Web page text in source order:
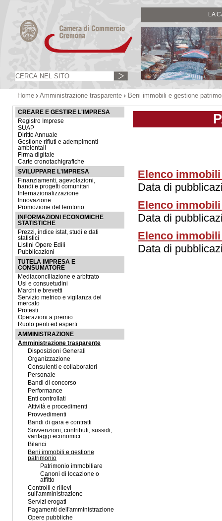
LA
Home Amministrazione trasparente Beni immobili e gestione
CREARE E GESTIRE L'IMPRESA
Registro Imprese
SUAP
Diritto Annuale
Gestione rifiuti e adempimenti
ambientali
Firma digitale
Carte cronotachigrafiche
SVILUPPARE L'IMPRESA
Finanziamenti, agevolazioni,
bandi e progetti comunitari
Internazionalizzazione
Innovazione
Promozione del territorio
INFORMAZIONI ECONOMICHE
STATISTICHE
Prezzi, indice istat, studi e dati
statistici
Listini Opere Edili
Pubblicazioni
TUTELA IMPRESA E
CONSUMATORE
Mediaconciliazione e arbitrato
Usi e consuetudini
Marchi e brevetti
Servizio metrico e vigilanza del
mercato
Protesti
Operazioni a premio
Ruolo periti ed esperti
AMMINISTRAZIONE
Amministrazione trasparente
Disposizioni Generali
Organizzazione
Consulenti e collaboratori
Personale
Bandi di concorso
Performance
Enti controllati
Attività e procedimenti
Provvedimenti
Bandi di gara e contratti
Sovvenzioni, contributi, sussidi,
vantaggi economici
Bilanci
Beni immobili e gestione
patrimonio
Patrimonio immobiliare
Canoni di locazione o
affitto
Controlli e rilievi
sull'amministrazione
Servizi erogati
Pagamenti dell'amministrazione
Opere pubbliche
Elenco immobili
Data di
Elenco immobili
Data di
Elenco immobili
Data di